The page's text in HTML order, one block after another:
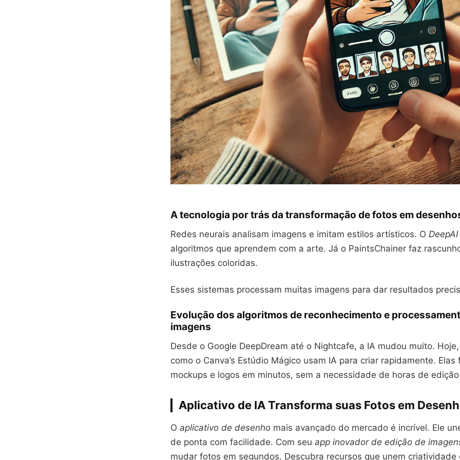
A tecnologia por trás da transformação de fotos em
Redes neurais analisam imagens e imitam estilos artísticos. O DeepAI
algoritmos que aprendem com a arte. Já o PaintsChainer faz
ilustrações coloridas.
Esses sistemas processam muitas imagens para dar resultados
Evolução dos algoritmos de reconhecimento e
imagens
Desde o Google DeepDream até o Nightcafe, a IA mudou muito.
como o Canva’s Estúdio Mágico usam IA para criar rapidamente. Elas
mockups e logos em minutos, sem a necessidade de horas de
Aplicativo de IA Transforma suas Fotos em
O aplicativo de desenho mais avançado do mercado é incrível. Ele
de ponta com facilidade. Com seu app inovador de edição de
mudar fotos em segundos. Descubra recursos que unem criatividade